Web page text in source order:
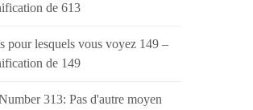
de 613
pour lesquels vous voyez 149 –
de 149
313: Pas d'autre moyen